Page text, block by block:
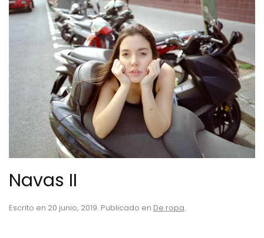
Navas II
Escrito en 20 junio, 2019. Publicado en De ropa.